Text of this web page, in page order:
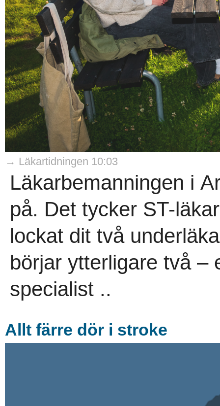
→ Läkartidningen 10:03
Läkarbemanningen i
på. Det tycker ST-
lockat dit två
börjar ytterligare två –
specialist ..
Allt färre dör i stroke